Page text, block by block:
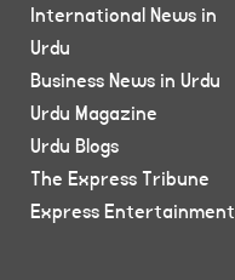
International News in
Urdu
Business News in Urdu
Urdu Magazine
Urdu Blogs
The Express Tribune
Express Entertainment